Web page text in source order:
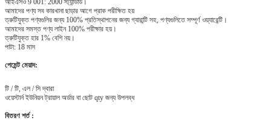
আইএসও 9 001: 2000 স্ট্যান্ডার্ড।
আমাদের পণ্য সব কারখানা ছাড়ার আগে প্রাক পরীক্ষিত হয়
ত্রুটিযুক্ত পণ্যগুলির জন্য 100% প্রতিস্থাপনের জন্য গ্যারান্টি সহ, পণ্যগুলিতে সম্পূর্ণ ওয়্যারেন্টি।
আমাদের সমস্ত পণ্য লাইন 100% পরীক্ষার হয়।
ত্রুটিযুক্ত হার 1% বেশি নয়।
পাটা: 18 মাস
পেমেন্ট মেয়াদ:
টি / টি, এল / সি দ্বারা
ওয়েস্টার্ন ইউনিয়ন ট্রায়াল অর্ডার বা ছোট qty জন্য উপলব্ধ
বিতরণ শর্ত :